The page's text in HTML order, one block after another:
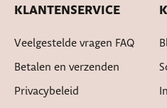
KLANTENSERVICE
Veelgestelde vragen FAQ
Betalen en verzenden
Privacybeleid